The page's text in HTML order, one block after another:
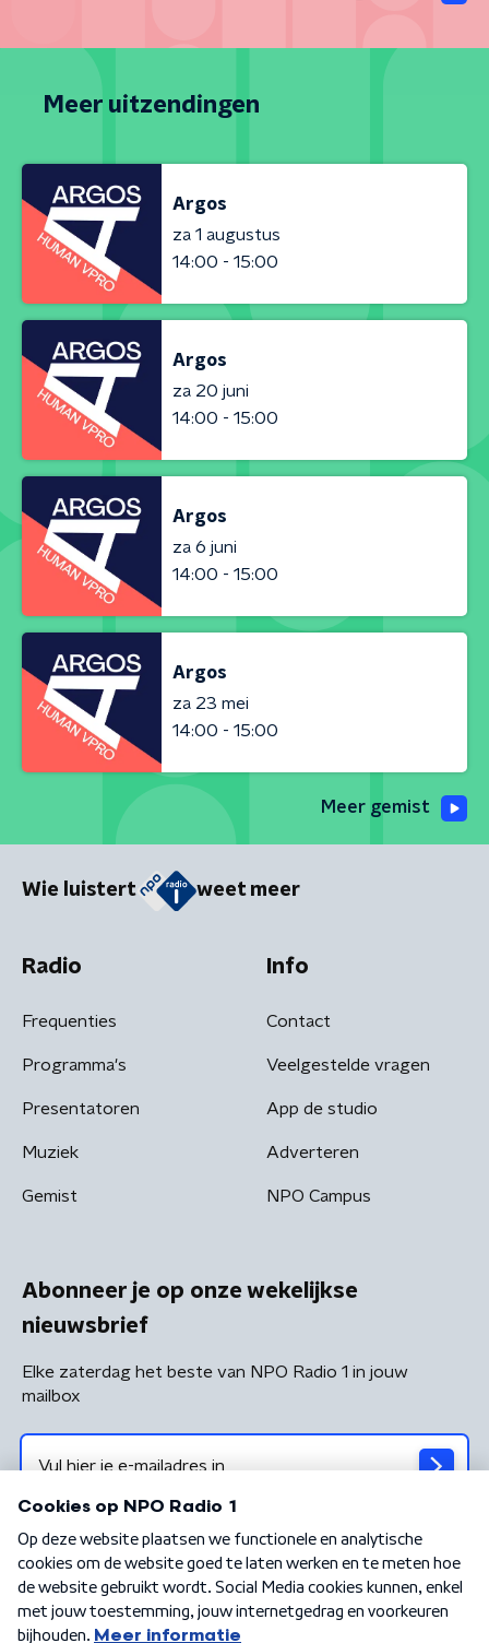
Meer uitzendingen
Argos
za 1 augustus
14:00 - 15:00
Argos
za 20 juni
14:00 - 15:00
Argos
za 6 juni
14:00 - 15:00
Argos
za 23 mei
14:00 - 15:00
Meer gemist
Wie luistert weet meer
Radio
Frequenties
Programma's
Presentatoren
Muziek
Gemist
Info
Contact
Veelgestelde vragen
App de studio
Adverteren
NPO Campus
Abonneer je op onze wekelijkse
nieuwsbrief
Elke zaterdag het beste van NPO Radio 1 in jouw
mailbox
Algemene voorwaarden